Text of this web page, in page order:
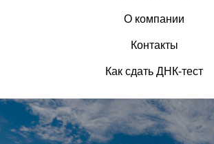
О компании
Контакты
Как сдать ДНК-тест